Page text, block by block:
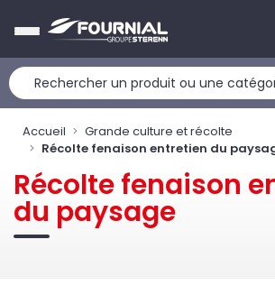
Accueil
Grande culture et récolte
Récolte fenaison entretien du
Récolte fenaison
du paysage